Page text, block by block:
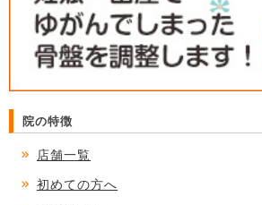
院の特徴
店舗一覧
初めての方へ